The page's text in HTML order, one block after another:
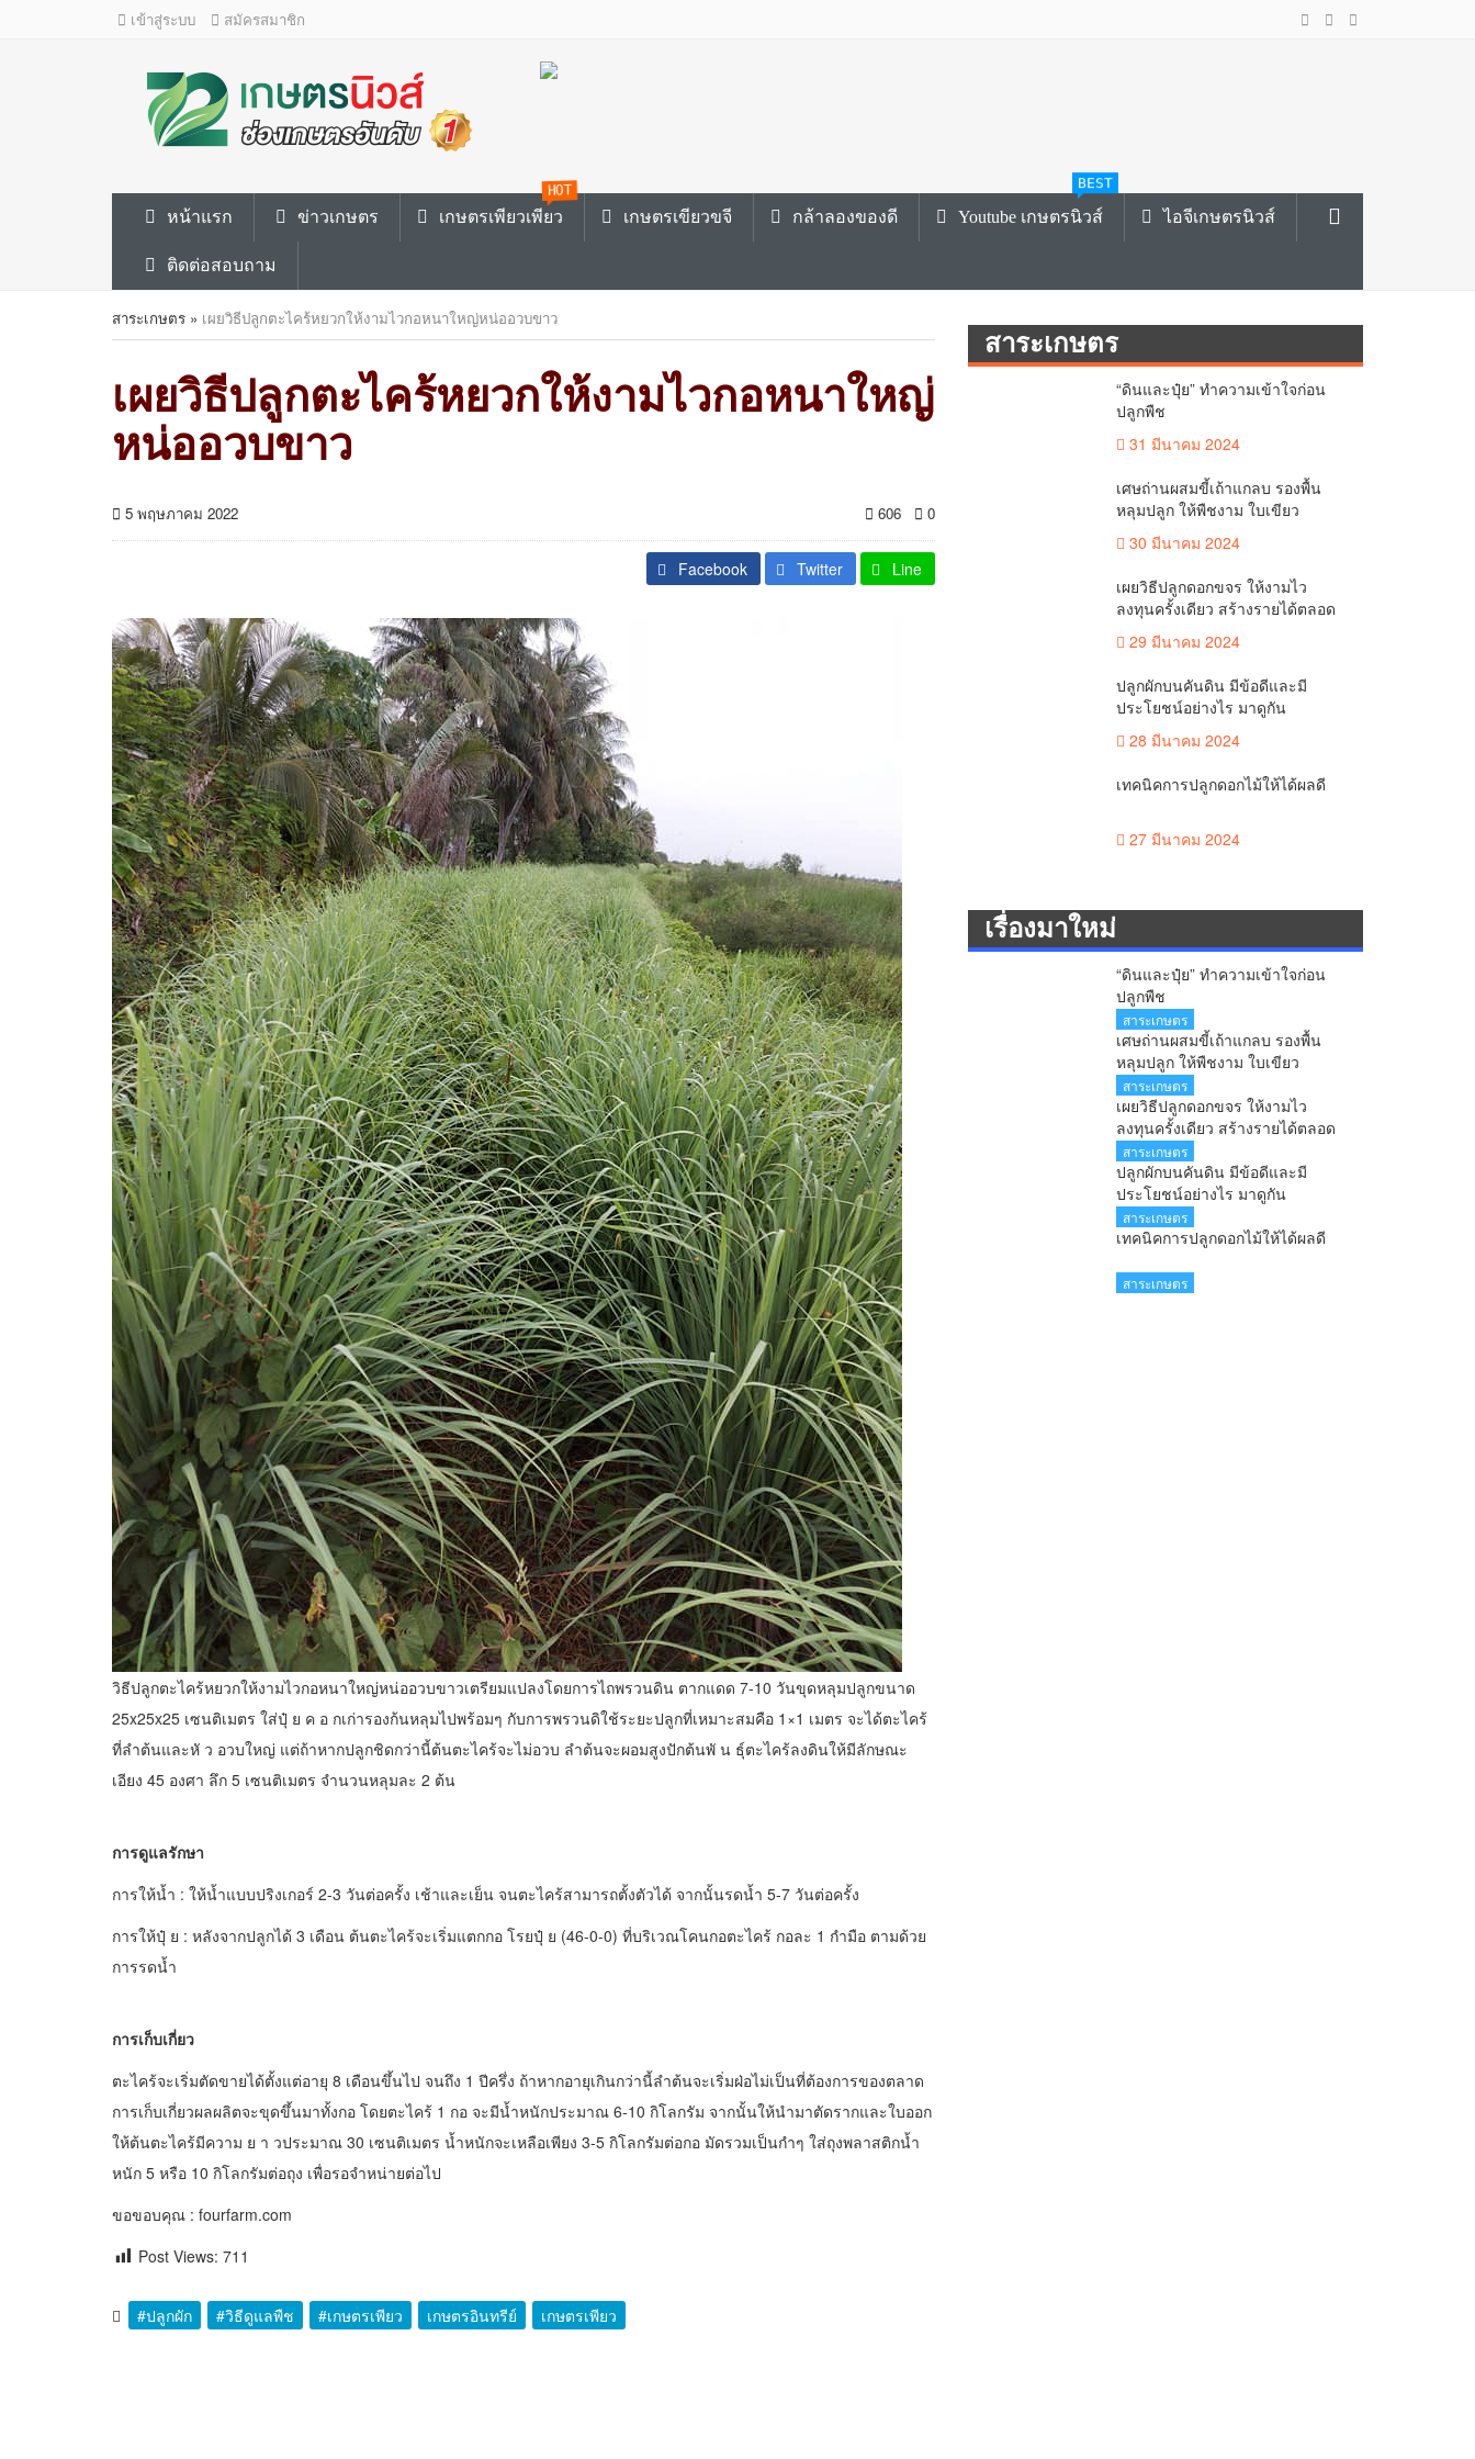
เข้าสู่ระบบ สมัครสมาชิก
หน้าแรก ข่าวเกษตร เกษตรเพียวเพียว
HOT
เกษตรเขียวขจี กล้าลองของดี Youtube เกษตรนิวส์
BEST
ไอจีเกษตรนิวส์
ติดต่อสอบถาม
สาระเกษตร » เผยวิธีปลูกตะไคร้หยวกให้งามไวกอหนาใหญ่หน่ออวบขาว
เผยวิธีปลูกตะไคร้หยวกให้งามไวกอหนาใหญ่
หน่ออวบขาว
5 พฤษภาคม 2022 606 0
Facebook Twitter Line
วิธีปลูกตะไคร้หยวกให้งามไวกอหนาใหญ่หน่ออวบขาวเตรียมแปลงโดยการไถพรวนดิน ตากแดด 7-10 วันขุดหลุมปลูกขนาด
25x25x25 เซนติเมตร ใส่ปุ๋ ย ค อ กเก่ารองก้นหลุมไปพร้อมๆ กับการพรวนดิใช้ระยะปลูกที่เหมาะสมคือ 1×1 เมตร จะได้ตะไคร้
ที่ลำต้นและหั ว อวบใหญ่ แต่ถ้าหากปลูกชิดกว่านี้ต้นตะไคร้จะไม่อวบ ลำต้นจะผอมสูงปักต้นพั น ธุ์ตะไคร้ลงดินให้มีลักษณะ
เอียง 45 องศา ลึก 5 เซนติเมตร จำนวนหลุมละ 2 ต้น
การดูแลรักษา
การให้น้ำ : ให้น้ำแบบปริงเกอร์ 2-3 วันต่อครั้ง เช้าและเย็น จนตะไคร้สามารถตั้งตัวได้ จากนั้นรดน้ำ 5-7 วันต่อครั้ง
การให้ปุ๋ ย : หลังจากปลูกได้ 3 เดือน ต้นตะไคร้จะเริ่มแตกกอ โรยปุ๋ ย (46-0-0) ที่บริเวณโคนกอตะไคร้ กอละ 1 กำมือ ตามด้วย
การรดน้ำ
การเก็บเกี่ยว
ตะไคร้จะเริ่มตัดขายได้ตั้งแต่อายุ 8 เดือนขึ้นไป จนถึง 1 ปีครึ่ง ถ้าหากอายุเกินกว่านี้ลำต้นจะเริ่มฝ่อไม่เป็นที่ต้องการของตลาด
การเก็บเกี่ยวผลผลิตจะขุดขึ้นมาทั้งกอ โดยตะไคร้ 1 กอ จะมีน้ำหนักประมาณ 6-10 กิโลกรัม จากนั้นให้นำมาตัดรากและใบออก
ให้ต้นตะไคร้มีความ ย า วประมาณ 30 เซนติเมตร น้ำหนักจะเหลือเพียง 3-5 กิโลกรัมต่อกอ มัดรวมเป็นกำๆ ใส่ถุงพลาสติกน้ำ
หนัก 5 หรือ 10 กิโลกรัมต่อถุง เพื่อรอจำหน่ายต่อไป
ขอขอบคุณ : fourfarm.com
Post Views: 711
#ปลูกผัก #วิธีดูแลพืช #เกษตรเพียว เกษตรอินทรีย์ เกษตรเพียว
สาระเกษตร
“ดินและปุ๋ย” ทำความเข้าใจก่อน
ปลูกพืช
31 มีนาคม 2024
เศษถ่านผสมขี้เถ้าแกลบ รองพื้น
หลุมปลูก ให้พืชงาม ใบเขียว
30 มีนาคม 2024
เผยวิธีปลูกดอกขจร ให้งามไว
ลงทุนครั้งเดียว สร้างรายได้ตลอด
29 มีนาคม 2024
ปลูกผักบนคันดิน มีข้อดีและมี
ประโยชน์อย่างไร มาดูกัน
28 มีนาคม 2024
เทคนิคการปลูกดอกไม้ให้ได้ผลดี
27 มีนาคม 2024
เรื่องมาใหม่
“ดินและปุ๋ย” ทำความเข้าใจก่อน
ปลูกพืช
สาระเกษตร
เศษถ่านผสมขี้เถ้าแกลบ รองพื้น
หลุมปลูก ให้พืชงาม ใบเขียว
สาระเกษตร
เผยวิธีปลูกดอกขจร ให้งามไว
ลงทุนครั้งเดียว สร้างรายได้ตลอด
ทั้งปี
สาระเกษตร
ปลูกผักบนคันดิน มีข้อดีและมี
ประโยชน์อย่างไร มาดูกัน
สาระเกษตร
เทคนิคการปลูกดอกไม้ให้ได้ผลดี
สาระเกษตร